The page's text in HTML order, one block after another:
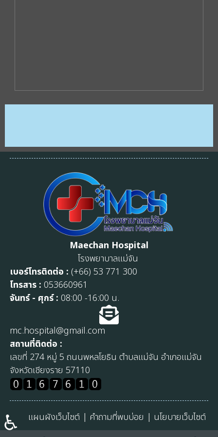
Maechan Hospital
โรงพยาบาลแม่จัน
เบอร์โทรติดต่อ : (+66) 53 771 300
โทรสาร : 053660961
จันทร์ - ศุกร์ : 08:00 -16:00 น.
mc.hospital@gmail.com
สถานที่ติดต่อ :
เลขที่ 274 หมู่ 5 ถนนพหลโยธิน ตำบลแม่จัน อำเภอแม่จัน
จังหวัดเชียงราย 57110
แผนผังเว็บไซต์ | คำถามที่พบบ่อย | นโยบายเว็บไซต์